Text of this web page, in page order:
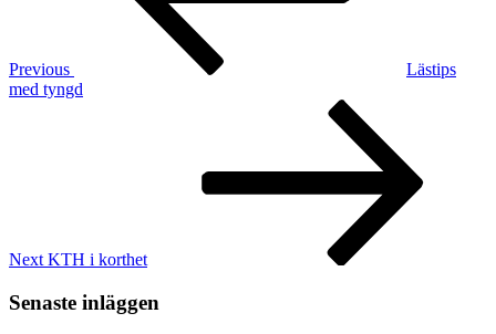
Previous
Lästips
med tyngd
Next KTH i korthet
Senaste inläggen